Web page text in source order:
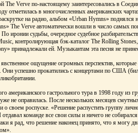
The Verve по-настоящему заинтересовались в
отметилась в многочисленных американских
на радио, альбом «Urban Hymns»
The Verve автоматически вошли в число самых
иронии судьбы, очередное судебное
контролирующая бэк-каталог The Rolling Stones,
принадлежали ей. Музыкантам эта песня не
ощущение огромных перспектив,
успешно прокатились с концертами по США
американского гастрольного тура в 1998 году
не оправилась. После нескольких месяцев
о своем роспуске. «Решение распустить группу
команде все свои силы и ничего не собирался
я рад, что решение наконец принято, что я могу